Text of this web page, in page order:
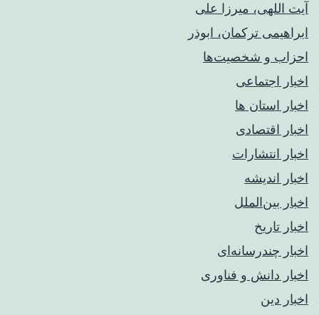
آیت اللهی، میرزا علی
ابراهیمی ترکمان، ابوذر
احزاب و شخصیت‌ها
اخبار اجتماعی
اخبار استان ها
اخبار اقتصادی
اخبار انتشارات
اخبار اندیشه
اخبار بین‌الملل
اخبار تاریخ
اخبار چندرسانه‌ای
اخبار دانش و فناوری
اخبار دین